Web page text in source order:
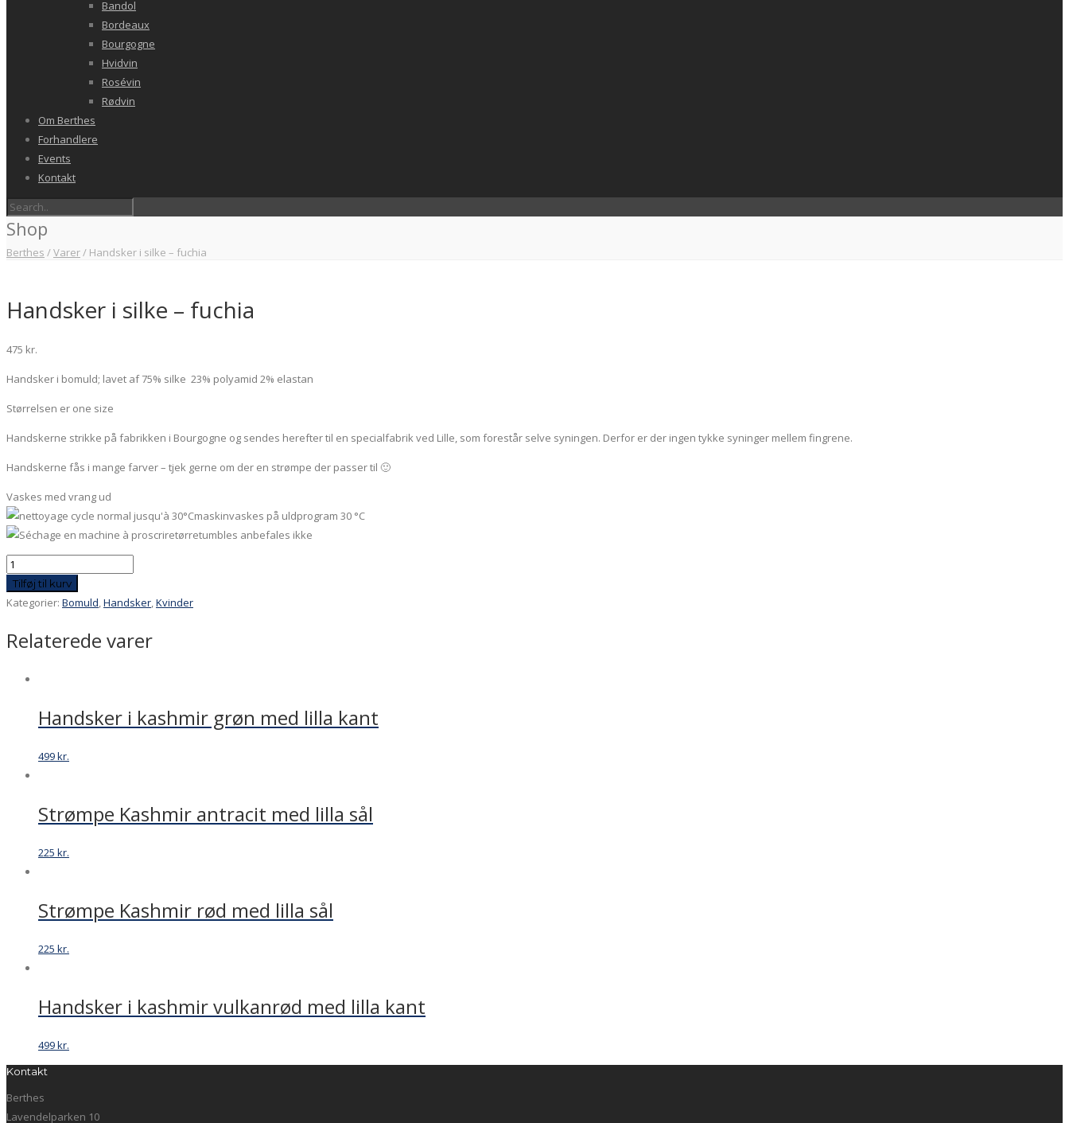
Bandol
Bordeaux
Bourgogne
Hvidvin
Rosévin
Rødvin
Om Berthes
Forhandlere
Events
Kontakt
Shop
Berthes /Varer/ Handsker i silke – fuchia
Handsker i silke – fuchia
475 kr.
Handsker i bomuld; lavet af 75% silke 23% polyamid 2% elastan
Størrelsen er one size
Handskerne strikke på fabrikken i Bourgogne og sendes herefter til en specialfabrik ved Lille, som forestår selve syningen. Derfor er der ingen tykke syninger mellem fingrene.
Handskerne fås i mange farver – tjek gerne om der en strømpe der passer til 🙂
Vaskes med vrang ud
maskinvaskes på uldprogram 30 °C
tørretumbles anbefales ikke
Handsker
silke
fuchia
Tilføj til kurv
Kategorier: Bomuld Handsker Kvinder
Relaterede varer
Handsker i kashmir grøn med lilla kant
499kr.
Strømpe Kashmir antracit med lilla sål
225 kr.
Strømpe Kashmir rød med lilla sål
225 kr.
Handsker i kashmir vulkanrød med lilla kant
499kr.
Kontakt
Berthes
Lavendelparken 10